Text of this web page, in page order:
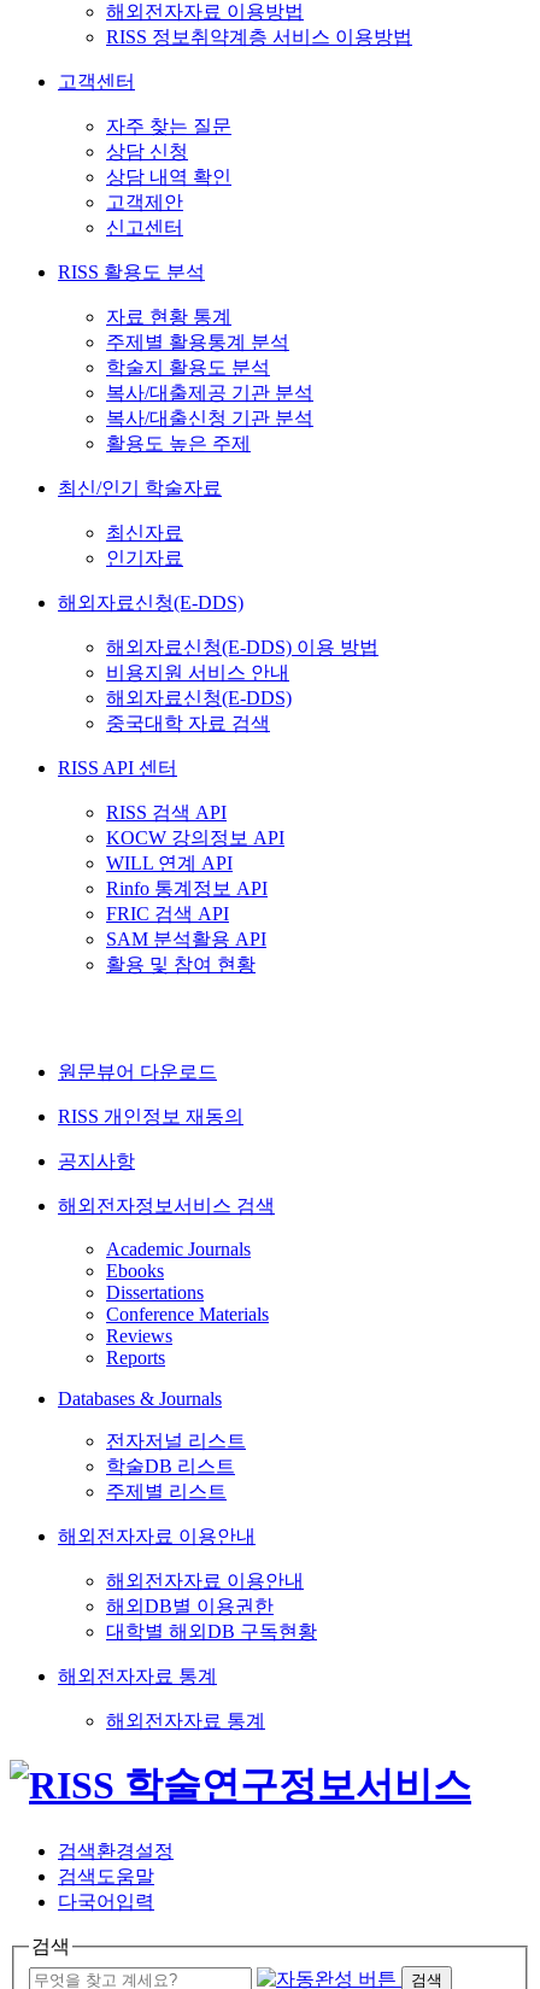
해외전자자료 이용방법
RISS 정보취약계층 서비스 이용방법
고객센터
자주 찾는 질문
상담 신청
상담 내역 확인
고객제안
신고센터
RISS 활용도 분석
자료 현황 통계
주제별 활용통계 분석
학술지 활용도 분석
복사/대출제공 기관 분석
복사/대출신청 기관 분석
활용도 높은 주제
최신/인기 학술자료
최신자료
인기자료
해외자료신청(E-DDS)
해외자료신청(E-DDS) 이용 방법
비용지원 서비스 안내
해외자료신청(E-DDS)
중국대학 자료 검색
RISS API 센터
RISS 검색 API
KOCW 강의정보 API
WILL 연계 API
Rinfo 통계정보 API
FRIC 검색 API
SAM 분석활용 API
활용 및 참여 현황
원문뷰어 다운로드
RISS 개인정보 재동의
공지사항
해외전자정보서비스 검색
Academic Journals
Ebooks
Dissertations
Conference Materials
Reviews
Reports
Databases & Journals
전자저널 리스트
학술DB 리스트
주제별 리스트
해외전자자료 이용안내
해외전자자료 이용안내
해외DB별 이용권한
대학별 해외DB 구독현황
해외전자자료 통계
해외전자자료 통계
검색환경설정
검색도움말
다국어입력
검색
검색